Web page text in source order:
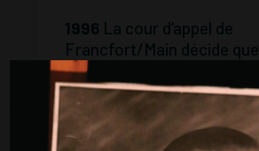
1996 La cour d‘appel de
Francfort/Main décide que
l‘administration de vomitifs
préserver des preuves est
car elle se fait
«
base légale »
et n’est pas